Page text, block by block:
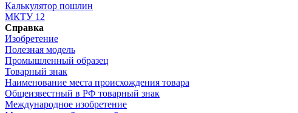
Калькулятор пошлин
МКТУ 12
Справка
Изобретение
Полезная модель
Промышленный образец
Товарный знак
Наименование места происхождения товара
Общеизвестный в РФ товарный знак
Международное изобретение